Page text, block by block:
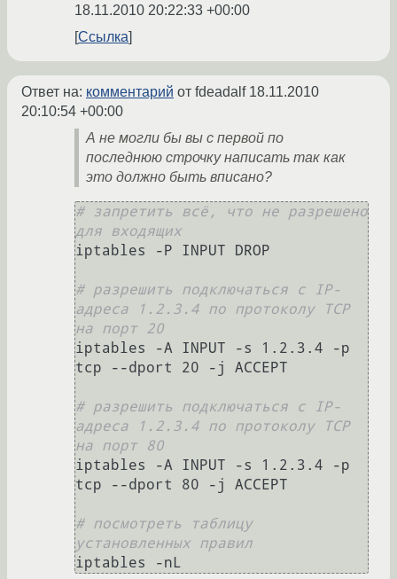
18.11.2010 20:22:33 +00:00
Ссылка
Ответ на: комментарий от fdeadalf 18.11.2010
20:10:54 +00:00
А не могли бы вы с первой по
последнюю строчку написать так как
это должно быть вписано?
# запретить всё, что не разрешено
для входящих
iptables -P INPUT DROP
# разрешить подключаться с IP-
адреса 1.2.3.4 по протоколу TCP
на порт 20
iptables -A INPUT -s 1.2.3.4 -p
tcp --dport 20 -j ACCEPT
# разрешить подключаться с IP-
адреса 1.2.3.4 по протоколу TCP
на порт 80
iptables -A INPUT -s 1.2.3.4 -p
tcp --dport 80 -j ACCEPT
# посмотреть таблицу
установленных правил